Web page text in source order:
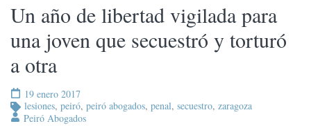
Un año de libertad vigilada para
una joven que secuestró y torturó
a otra
19 enero 2017
lesiones, peiró, peiró abogados, penal, secuestro, zaragoza
Peiró Abogados